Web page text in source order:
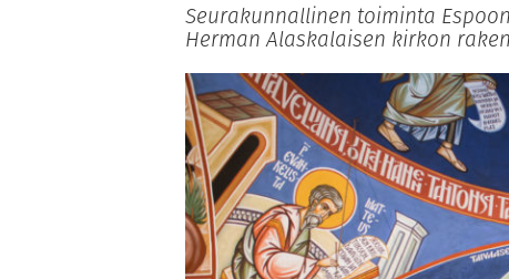
Seurakunnallinen toiminta
Herman Alaskalaisen kirkon